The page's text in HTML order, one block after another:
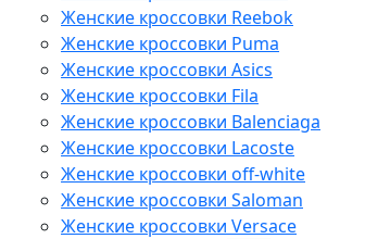
Женские кроссовки Reebok
Женские кроссовки Puma
Женские кроссовки Asics
Женские кроссовки Fila
Женские кроссовки Balenciaga
Женские кроссовки Lacoste
Женские кроссовки off-white
Женские кроссовки Saloman
Женские кроссовки Versace